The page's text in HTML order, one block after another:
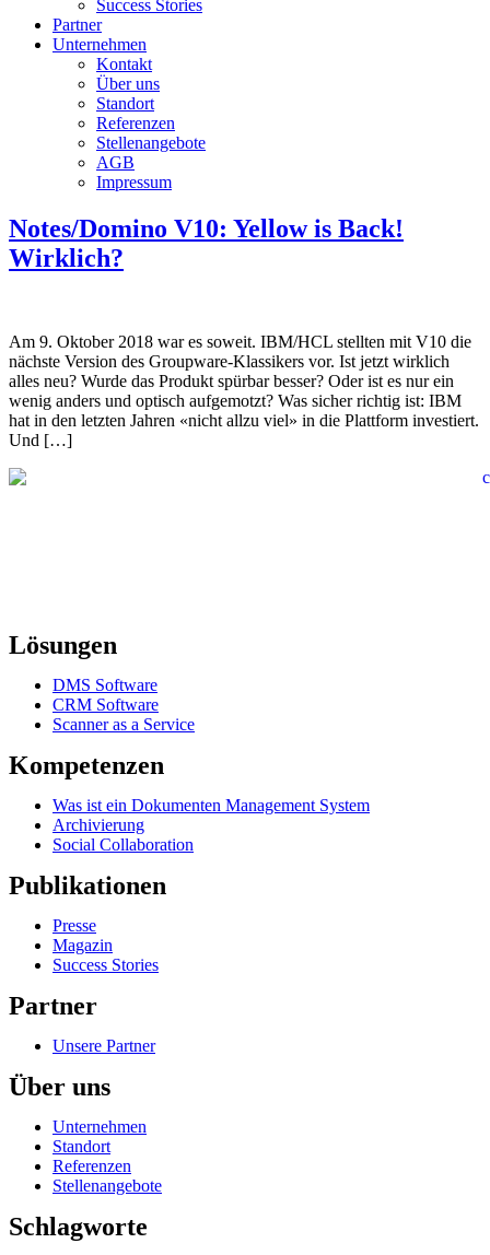
Success Stories
Partner
Unternehmen
Kontakt
Über uns
Standort
Referenzen
Stellenangebote
AGB
Impressum
Notes/Domino V10: Yellow is Back!
Wirklich?
Am 9. Oktober 2018 war es soweit. IBM/HCL stellten mit V10 die
nächste Version des Groupware-Klassikers vor. Ist jetzt wirklich
alles neu? Wurde das Produkt spürbar besser? Oder ist es nur ein
wenig anders und optisch aufgemotzt? Was sicher richtig ist: IBM
hat in den letzten Jahren «nicht allzu viel» in die Plattform investiert.
Und […]
Lösungen
DMS Software
CRM Software
Scanner as a Service
Kompetenzen
Was ist ein Dokumenten Management System
Archivierung
Social Collaboration
Publikationen
Presse
Magazin
Success Stories
Partner
Unsere Partner
Über uns
Unternehmen
Standort
Referenzen
Stellenangebote
Schlagworte